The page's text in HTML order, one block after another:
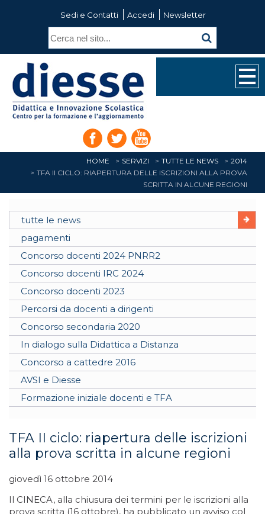
Sedi e Contatti Accedi Newsletter
HOME SERVIZI TUTTE LE NEWS
2014
TFA II CICLO: RIAPERTURA DELLE ISCRIZIONI ALLA PROVA
SCRITTA IN ALCUNE REGIONI
tutte le news
pagamenti
Concorso docenti 2024 PNRR2
Concorso docenti IRC 2024
Concorso docenti 2023
Percorsi da docenti a dirigenti
Concorso secondaria 2020
In dialogo sulla Didattica a Distanza
Concorso a cattedre 2016
AVSI e Diesse
Formazione iniziale docenti e TFA
TFA II ciclo: riapertura delle iscrizioni
alla prova scritta in alcune regioni
giovedì 16 ottobre 2014
Il CINECA, alla chiusura dei termini per le iscrizioni alla
prova scritta (16 ottobre), ha pubblicato un avviso col